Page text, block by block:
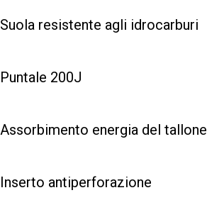
Suola resistente agli idrocarburi
Puntale 200J
Assorbimento energia del tallone
Inserto antiperforazione